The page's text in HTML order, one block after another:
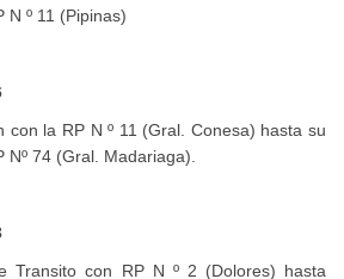
N º 11 (Pipinas)
con la RP N º 11 (Gral. Conesa) hasta su
74 (Gral. Madariaga).
Transito con RP N º 2 (Dolores) hasta